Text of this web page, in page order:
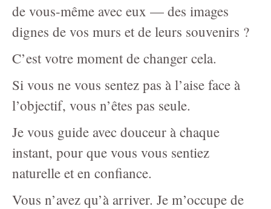
PORTRAIT- Headshot - Personal Branding
FAMILY Portrait Prices / Prix Portrait de FAMILLE
MATERNITY-photography-information
NEWBORN Photography Packages with digitals
Informations-photographie-de-GROSSESSE- NOUVEAU-NÉ
DOG Photography Packages / Forfaits de Photographie
CANINE
PRINTING / IMPRIMER - information + prices
de vous-même avec eux — des images
dignes de vos murs et de leurs souvenirs ?
C’est votre moment de changer cela.
Si vous ne vous sentez pas à l’aise face à
l’objectif, vous n’êtes pas seule.
Je vous guide avec douceur à chaque
instant, pour que vous vous sentiez
naturelle et en confiance.
Vous n’avez qu’à arriver. Je m’occupe de